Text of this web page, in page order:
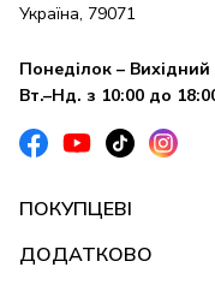
Україна, 79071
Понеділок – Вихідний
Вт.–Нд. з 10:00 до
ПОКУПЦЕВІ
ДОДАТКОВО